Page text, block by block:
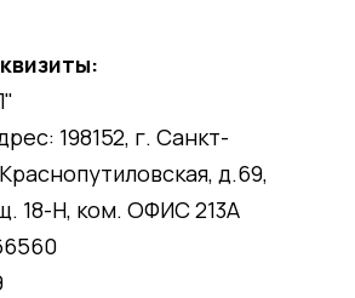
198152, г. Санкт-
д.69,
18-Н, ком. ОФИС 213А